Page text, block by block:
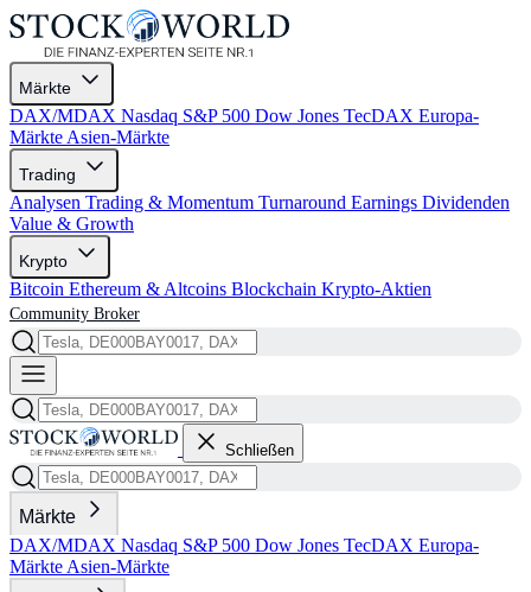
Märkte
DAX/MDAX Nasdaq S&P 500 Dow Jones TecDAX Europa-
Märkte Asien-Märkte
Trading
Analysen Trading & Momentum Turnaround Earnings Dividenden
Value & Growth
Krypto
Bitcoin Ethereum & Altcoins Blockchain Krypto-Aktien
Community Broker
Schließen
Märkte
DAX/MDAX Nasdaq S&P 500 Dow Jones TecDAX Europa-
Märkte Asien-Märkte